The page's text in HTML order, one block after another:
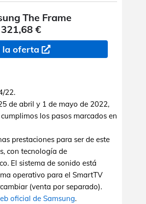
The Frame
€
la oferta
22.
de abril y 1 de mayo de 2022,
los pasos marcados en
prestaciones para ser de este
con tecnología de
El sistema de sonido está
operativo para el SmartTV
(venta por separado).
oficial de Samsung.